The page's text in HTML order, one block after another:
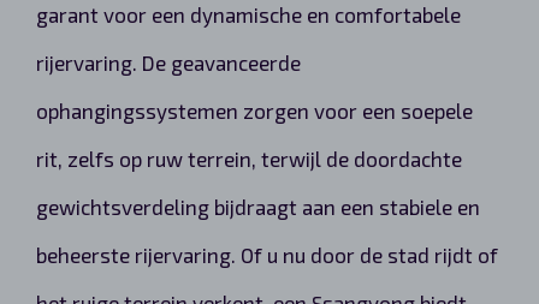
garant voor een dynamische en comfortabele
rijervaring. De geavanceerde
ophangingssystemen zorgen voor een soepele
rit, zelfs op ruw terrein, terwijl de doordachte
gewichtsverdeling bijdraagt aan een stabiele en
beheerste rijervaring. Of u nu door de stad rijdt of